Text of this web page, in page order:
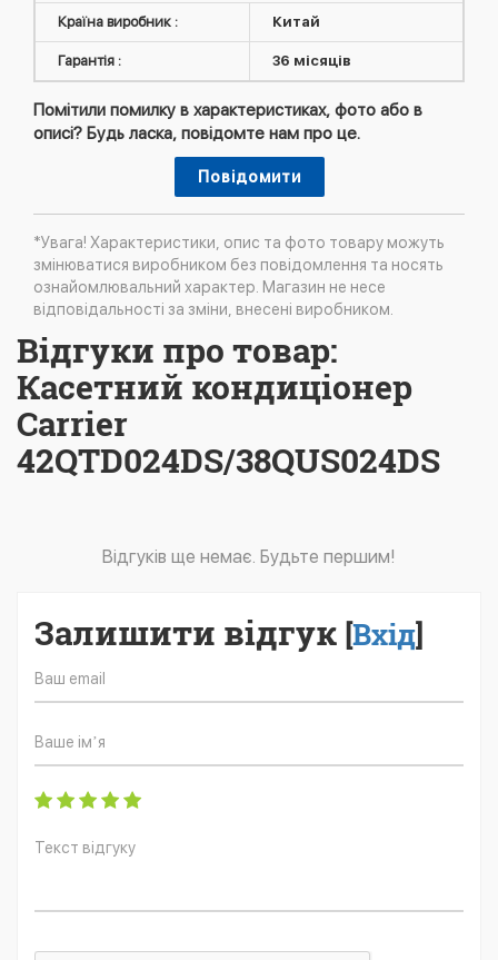
Країна виробник : Китай
Гарантія : 36 місяців
Помітили помилку в характеристиках, фото або в
описі? Будь ласка, повідомте нам про це.
Повідомити
*Увага! Характеристики, опис та фото товару можуть
змінюватися виробником без повідомлення та носять
ознайомлювальний характер. Магазин не несе
відповідальності за зміни, внесені виробником.
Відгуки про товар:
Касетний кондиціонер
Carrier
42QTD024DS/38QUS024DS
Відгуків ще немає. Будьте першим!
Залишити відгук [Вхід]